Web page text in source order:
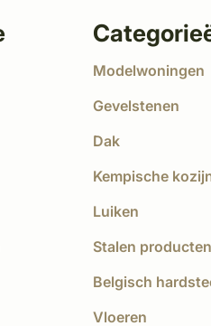
Modelwoningen
Gevelstenen
Dak
Kempische
Luiken
Stalen producten
Belgisch
Vloeren